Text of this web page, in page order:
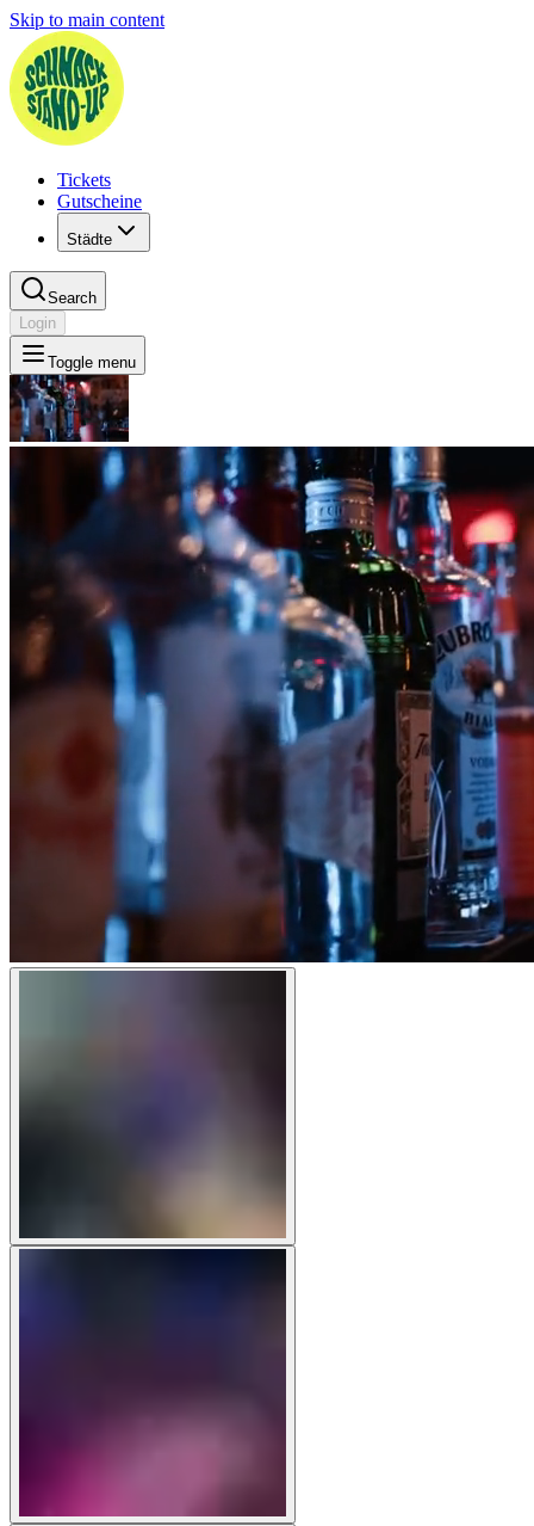
Skip to main content
Tickets
Gutscheine
Städte
Search
Login
Toggle menu